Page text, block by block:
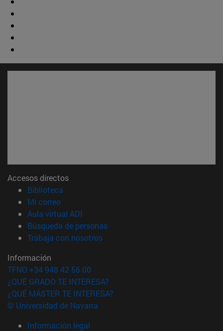
Accesos directos
Biblioteca
Mi correo(abre en nueva ventana)
Aula virtual ADI
Búsqueda de personas(abre en nueva ventana)
Trabaja con nosotros(abre en nueva ventana)
Información
TFNO +34 948 42 56 00
¿QUÉ GRADO TE INTERESA?
¿QUÉ MÁSTER TE INTERESA?
© Universidad de Navarra
Información legal